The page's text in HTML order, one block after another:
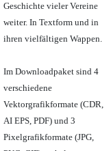
Geschichte vieler Vereine
weiter. In Textform und in
ihren vielfältigen Wappen.
Im Downloadpaket sind 4
verschiedene
Vektorgrafikformate (CDR,
AI EPS, PDF) und 3
Pixelgrafikformate (JPG,